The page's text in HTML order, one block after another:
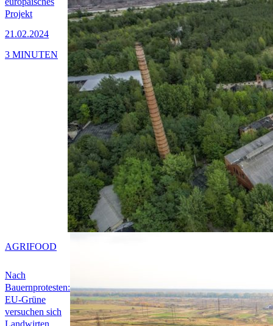
Projekt
21.02.2024
3 MINUTEN
Nach
Bauernprotesten:
EU-Grüne
versuchen sich
AGRIFOOD